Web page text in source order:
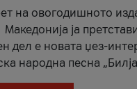
на овогодишното
ја
дел е новата џез-
народна песна